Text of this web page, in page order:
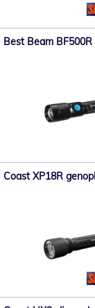
Best Beam
Coast XP18R